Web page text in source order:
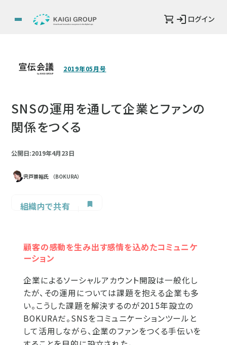
ログイン
2019年05月号
SNSの運用を通して企業とファンの
関係をつくる
公開日:2019年4月23日
宍戸崇裕氏 （BOKURA）
組織内で共有
顧客の感動を生み出す感情を込めたコミュニケ
ーション
企業によるソーシャルアカウント開設は一般化し
たが、その運用については課題を抱える企業も多
い。こうした課題を解決するのが2015年設立の
BOKURAだ。SNSをコミュニケーションツールと
して活用しながら、企業のファンをつくる手伝いを